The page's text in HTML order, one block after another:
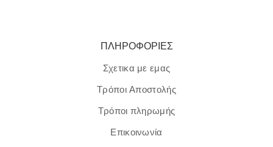
ΠΛΗΡΟΦΟΡΙΕΣ
Σχετικα με εμας
Τρόποι Αποστολής
Τρόποι πληρωμής
Επικοινωνία